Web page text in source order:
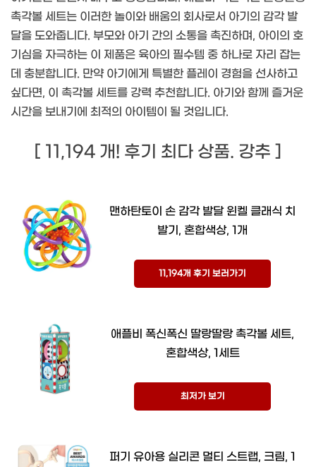
촉각볼 세트는 이러한 놀이와 배움의 회사로서 아기의 감각 발
달을 도와줍니다. 부모와 아기 간의 소통을 촉진하며, 아이의 호
기심을 자극하는 이 제품은 육아의 필수템 중 하나로 자리 잡는
데 충분합니다. 만약 아기에게 특별한 플레이 경험을 선사하고
싶다면, 이 촉각볼 세트를 강력 추천합니다. 아기와 함께 즐거운
시간을 보내기에 최적의 아이템이 될 것입니다.
[ 11,194 개! 후기 최다 상품. 강추 ]
맨하탄토이 손 감각 발달 윈켈 클래식 치
발기, 혼합색상, 1개
11,194개 후기 보러가기
애플비 폭신폭신 딸랑딸랑 촉각볼 세트,
혼합색상, 1세트
최저가 보기
퍼기 유아용 실리콘 멀티 스트랩, 크림, 1